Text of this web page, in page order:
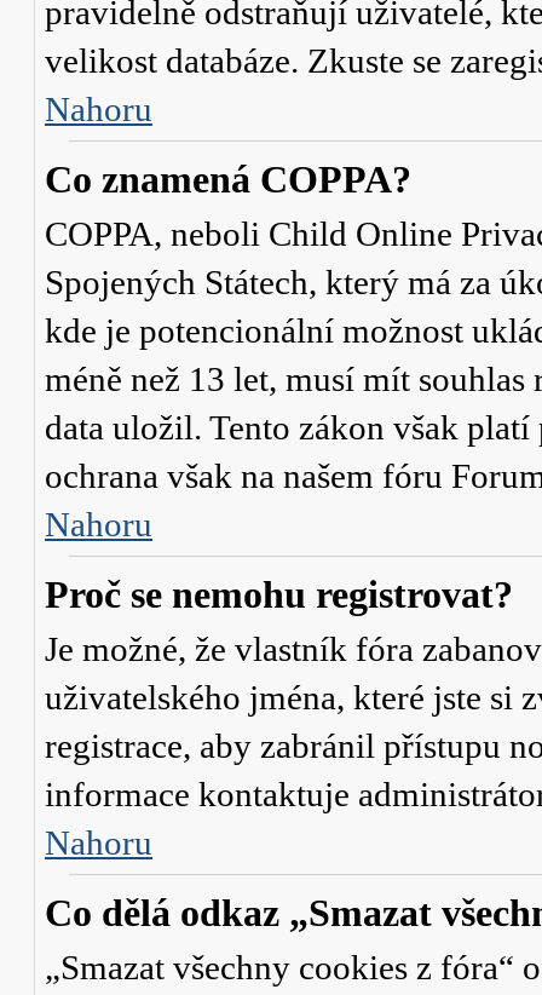
pravidelně odstraňují uživatelé,
velikost databáze. Zkuste se
Nahoru
Co znamená COPPA?
COPPA, neboli Child Online
Spojených Státech, který má za
kde je potencionální možnost
méně než 13 let, musí mít
data uložil. Tento zákon však
ochrana však na našem fóru
Nahoru
Proč se nemohu registrovat?
Je možné, že vlastník fóra
uživatelského jména, které jste
registrace, aby zabránil přístupu
informace kontaktuje
Nahoru
Co dělá odkaz „Smazat
„Smazat všechny cookies z fóra“